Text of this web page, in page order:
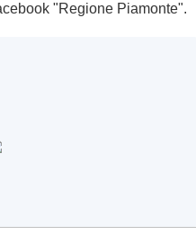
"Regione Piamonte".